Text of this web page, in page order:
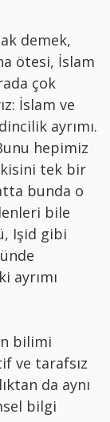
demek,
ötesi, İslam
çok
İslam ve
ayrımı.
hepimiz
tek bir
bunda o
bile
Işid gibi
ayrımı
bilimi
ve tarafsız
da aynı
bilgi